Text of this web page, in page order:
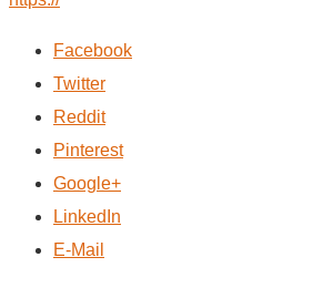
Facebook
Twitter
Reddit
Pinterest
Google+
LinkedIn
E-Mail